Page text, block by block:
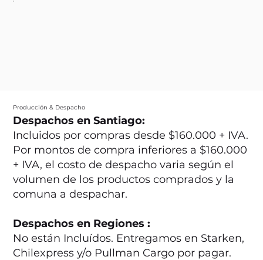
Producción & Despacho
Despachos en Santiago:
Incluidos por compras desde $160.000 + IVA.
Por montos de compra inferiores a $160.000
+ IVA, el costo de despacho varia según el
volumen de los productos comprados y la
comuna a despachar.
Despachos en Regiones :
No están Incluídos. Entregamos en Starken,
Chilexpress y/o Pullman Cargo por pagar.